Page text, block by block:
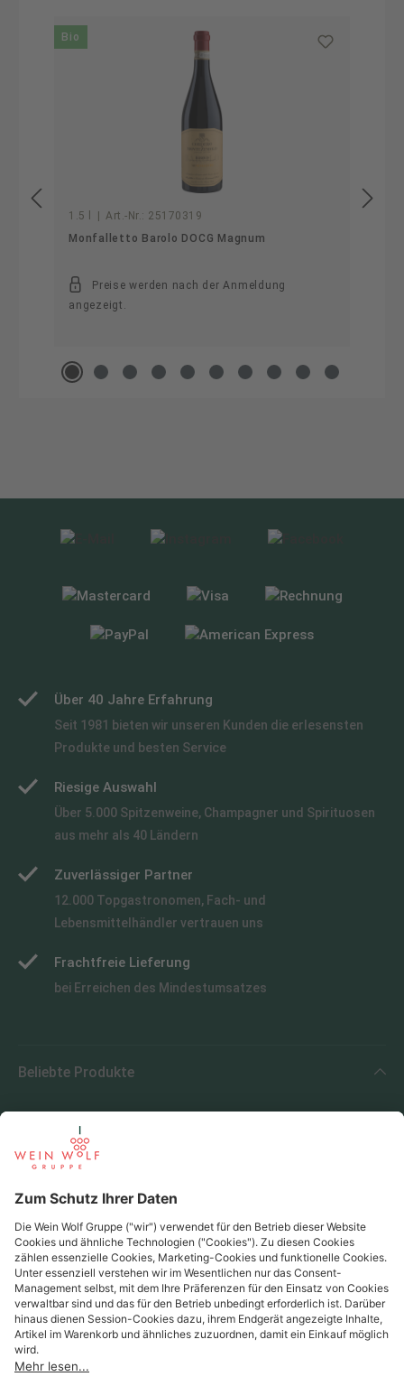
Produktgalerie überspringen
Bio
1.5 l Art.-Nr.: 25170319
Monfalletto Barolo DOCG Magnum
Preise werden nach der Anmeldung
angezeigt.
Über 40 Jahre Erfahrung
Seit 1981 bieten wir unseren Kunden die erlesensten
Produkte und besten Service
Riesige Auswahl
Über 5.000 Spitzenweine, Champagner und Spirituosen
aus mehr als 40 Ländern
Zuverlässiger Partner
12.000 Topgastronomen, Fach- und
Lebensmittelhändler vertrauen uns
Frachtfreie Lieferung
bei Erreichen des Mindestumsatzes
Beliebte Produkte
Beliebte Regionen
Beliebte Produzenten
Wein Wolf
Wein Wolf GmbH